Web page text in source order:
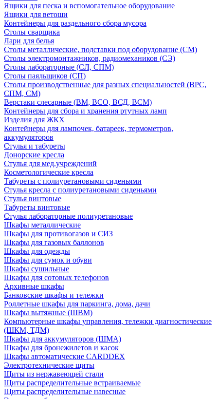
Ящики для песка и вспомогательное оборудование
Ящики для ветоши
Контейнеры для раздельного сбора мусора
Столы сварщика
Лари для белья
Столы металлические, подставки под оборудование (СМ)
Столы электромонтажников, радиомехаников (СЭ)
Столы лабораторные (СЛ, СПМ)
Столы паяльщиков (СП)
Столы производственные для разных специальностей (ВРС,
СПМ, СМ)
Верстаки слесарные (ВМ, ВСО, ВСД, ВСМ)
Контейнеры для сбора и хранения ртутных ламп
Изделия для ЖКХ
Контейнеры для лампочек, батареек, термометров,
аккумуляторов
Стулья и табуреты
Донорские кресла
Стулья для мед.учреждений
Косметологические кресла
Табуреты с полиуретановыми сиденьями
Стулья кресла с полиуретановыми сиденьями
Стулья винтовые
Табуреты винтовые
Стулья лабораторные полиуретановые
Шкафы металлические
Шкафы для противогазов и СИЗ
Шкафы для газовых баллонов
Шкафы для одежды
Шкафы для сумок и обуви
Шкафы сушильные
Шкафы для сотовых телефонов
Архивные шкафы
Банковские шкафы и тележки
Роллетные шкафы для паркинга, дома, дачи
Шкафы вытяжные (ШВМ)
Компьютерные шкафы управления, тележки диагностические
(ШКМ, ТДМ)
Шкафы для аккумуляторов (ШМА)
Шкафы для бронежилетов и касок
Шкафы автоматические CARDDEX
Электротехнические щиты
Щиты из нержавеющей стали
Щиты распределительные встраиваемые
Щиты распределительные навесные